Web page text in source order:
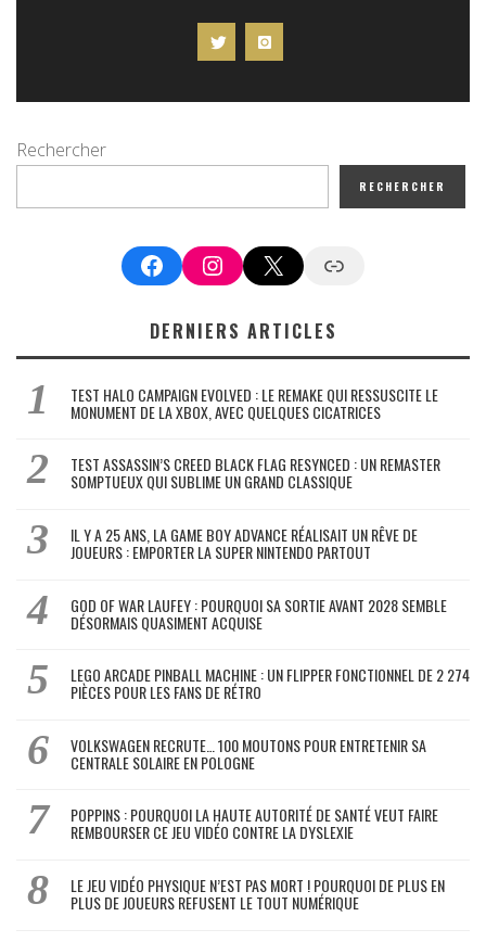
Rechercher
RECHERCHER
FacebookInstagram
X Google News
DERNIERS ARTICLES
TEST HALO CAMPAIGN EVOLVED : LE REMAKE QUI RESSUSCITE LE
MONUMENT DE LA XBOX, AVEC QUELQUES CICATRICES
TEST ASSASSIN’S CREED BLACK FLAG RESYNCED : UN REMASTER
SOMPTUEUX QUI SUBLIME UN GRAND CLASSIQUE
IL Y A 25 ANS, LA GAME BOY ADVANCE RÉALISAIT UN RÊVE DE
JOUEURS : EMPORTER LA SUPER NINTENDO PARTOUT
GOD OF WAR LAUFEY : POURQUOI SA SORTIE AVANT 2028 SEMBLE
DÉSORMAIS QUASIMENT ACQUISE
LEGO ARCADE PINBALL MACHINE : UN FLIPPER FONCTIONNEL DE 2 274
PIÈCES POUR LES FANS DE RÉTRO
VOLKSWAGEN RECRUTE… 100 MOUTONS POUR ENTRETENIR SA
CENTRALE SOLAIRE EN POLOGNE
POPPINS : POURQUOI LA HAUTE AUTORITÉ DE SANTÉ VEUT FAIRE
REMBOURSER CE JEU VIDÉO CONTRE LA DYSLEXIE
LE JEU VIDÉO PHYSIQUE N’EST PAS MORT ! POURQUOI DE PLUS EN
PLUS DE JOUEURS REFUSENT LE TOUT NUMÉRIQUE